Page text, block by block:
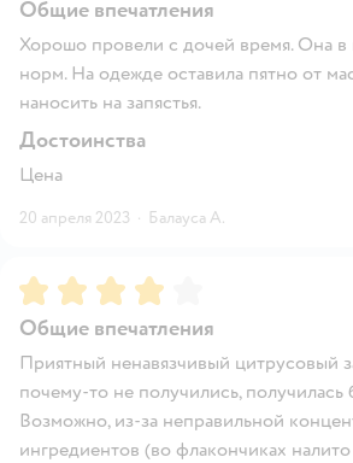
Общие впечатления
Хорошо провели с дочей время. Она в
норм. На одежде оставила пятно от
наносить на запястья.
Достоинства
Цена
20 апреля 2023 · Балауса А.
Рейтинг:4
Общие впечатления
Приятный ненавязчивый цитрусовый
почему-то не получились, получилась
Возможно, из-за неправильной
ингредиентов (во флакончиках